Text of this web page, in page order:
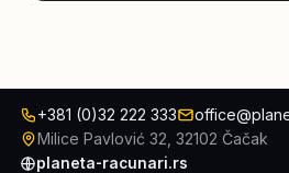
+381 (0)32 222 333
Milice Pavlović 32, 32102 Čačak
planeta-racunari.rs